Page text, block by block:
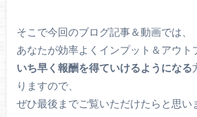
そこで今回のブログ記事＆動画では、
あなたが効率よくインプット＆アウト
いち早く報酬を得ていけるようになる
りますので、
ぜひ最後までご覧いただけたらと思い